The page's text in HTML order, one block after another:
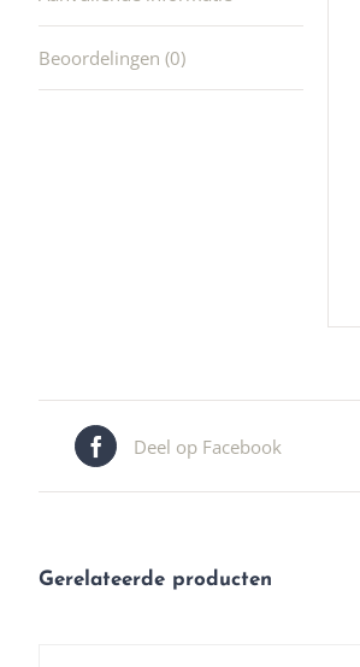
Beoordelingen (0)
Deel op Facebook
Gerelateerde producten